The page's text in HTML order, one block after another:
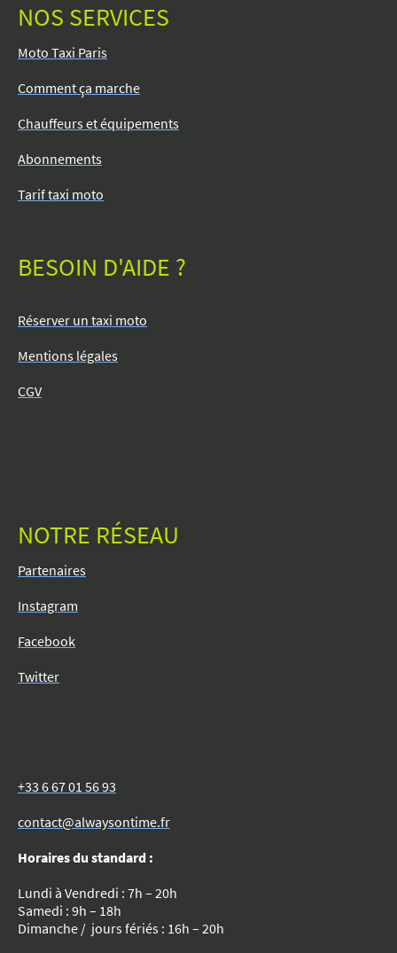
NOS SERVICES
Moto Taxi Paris
Comment ça marche
Chauffeurs et équipements
Abonnements
Tarif taxi moto
BESOIN D'AIDE ?
Réserver un taxi moto
Mentions légales
CGV
NOTRE RÉSEAU
Partenaires
Instagram
Facebook
Twitter
+33 6 67 01 56 93
contact@alwaysontime.fr
Horaires du standard :
Lundi à Vendredi : 7h – 20h
Samedi : 9h – 18h
Dimanche / jours fériés : 16h – 20h